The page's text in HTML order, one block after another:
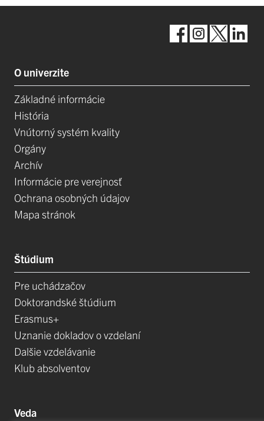
O univerzite
Základné informácie
História
Vnútorný systém kvality
Orgány
Archív
Informácie pre verejnosť
Ochrana osobných údajov
Mapa stránok
Štúdium
Pre uchádzačov
Doktorandské štúdium
Erasmus+
Uznanie dokladov o vzdelaní
Dalšie vzdelávanie
Klub absolventov
Veda